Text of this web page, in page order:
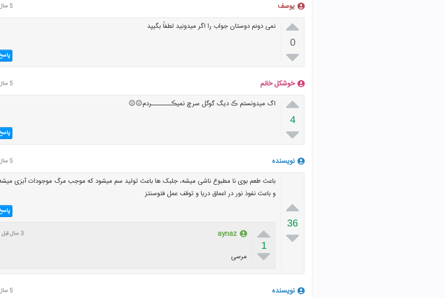
یوسف 5 سال قبل

0

نمی دونم دوستان جواب را اگر میدونید لطفاً بگیپد
خوشکل خانم 5 سال قبل

4

اگ میدونستم ڪ دیگ گوگل سرچ نمیڪــــــــردم😐😐
نویسنده 5 سال قبل

36

باعث طعم بوی نا مطبوع ناشی میشه، جلبک ها باعث تولید سم میشود که موجب مرگ موجودات آبزی
و باعث نفوذ نور در اعماق دریا و توقف عمل فتوسنتز

1

aynaz 3 سال قبل
مرسی
نویسنده 5 سال قبل